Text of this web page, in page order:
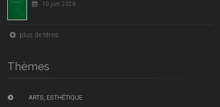
10 juin 2026
plus de titres
Thèmes
ARTS, ESTHÉTIQUE